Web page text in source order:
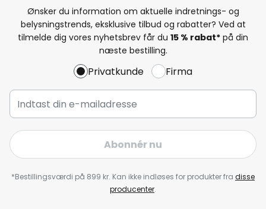
Ønsker du information om aktuelle indretnings- og
belysningstrends, eksklusive tilbud og rabatter? Ved at
tilmelde dig vores nyhetsbrev får du 15 % rabat* på din
næste bestilling.
Privatkunde Firma
Abonnér nu
*Bestillingsværdi på 899 kr. Kan ikke indløses for produkter fra disse
producenter.